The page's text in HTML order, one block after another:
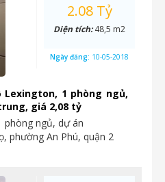
Lexington, 1 phòng ngủ,
giá 2,08 tỷ
phòng ngủ, dự án
phường An Phú, quận 2
2.08 Tỷ
Diện tích:48,5 m2
Ngày đăng: 10-05-2018